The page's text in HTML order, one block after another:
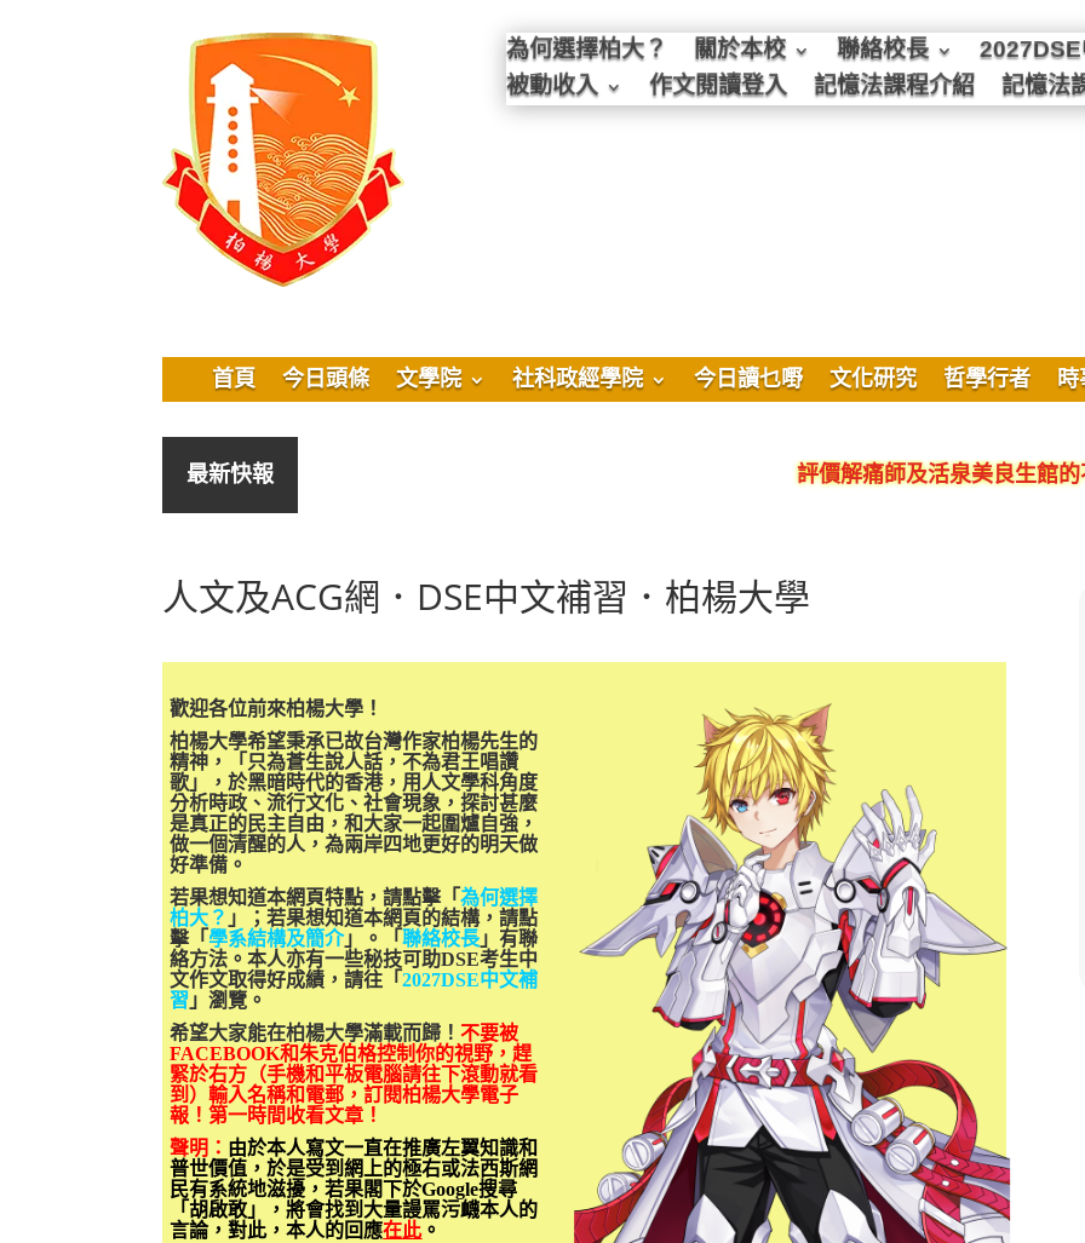
為何選擇柏大？ 關於本校 聯絡校長
被動收入
作文閱讀登入 記憶法課程介紹 記憶法
首頁 今日頭條 文學院 社科政經學院 今日讀乜嘢 文化研究 哲學行者
最新快報 評價解痛師及活泉美良生館的不良銷售
人文及ACG網．DSE中文補習．柏楊大學
歡迎各位前來柏楊大學！
柏楊大學希望秉承已故台灣作家柏楊先生的
精神，「只為蒼生說人話，不為君王唱讚
歌」，於黑暗時代的香港，用人文學科角度
分析時政、流行文化、社會現象，探討甚麼
是真正的民主自由，和大家一起圍爐自強，
做一個清醒的人，為兩岸四地更好的明天做
好準備。
若果想知道本網頁特點，請點擊「為何選擇
柏大？ 」；若果想知道本網頁的結構，請點
擊「學系結構及簡介」。「聯絡校長 」有聯
絡方法。本人亦有一些秘技可助DSE考生中
文作文取得好成績，請往「2027DSE中文補
習 」瀏覽。
希望大家能在柏楊大學滿載而歸！不要被
FACEBOOK和朱克伯格控制你的視野，趕
緊於右方（手機和平板電腦請往下滾動就看
到）輸入名稱和電郵，訂閱柏楊大學電子
報！第一時間收看文章！
聲明： 由於本人寫文一直在推廣左翼知識和
普世價值，於是受到網上的極右或法西斯網
民有系統地滋擾，若果閣下於Google搜尋
「胡啟敢」，將會找到大量謾罵污衊本人的
言論，對此，本人的回應在此。